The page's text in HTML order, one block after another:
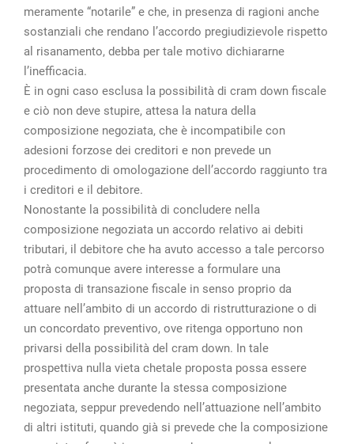
meramente “notarile” e che, in presenza di ragioni anche
sostanziali che rendano l’accordo pregiudizievole rispetto
al risanamento, debba per tale motivo dichiararne
l’inefficacia.
È in ogni caso esclusa la possibilità di cram down fiscale
e ciò non deve stupire, attesa la natura della
composizione negoziata, che è incompatibile con
adesioni forzose dei creditori e non prevede un
procedimento di omologazione dell’accordo raggiunto tra
i creditori e il debitore.
Nonostante la possibilità di concludere nella
composizione negoziata un accordo relativo ai debiti
tributari, il debitore che ha avuto accesso a tale percorso
potrà comunque avere interesse a formulare una
proposta di transazione fiscale in senso proprio da
attuare nell’ambito di un accordo di ristrutturazione o di
un concordato preventivo, ove ritenga opportuno non
privarsi della possibilità del cram down. In tale
prospettiva nulla vieta chetale proposta possa essere
presentata anche durante la stessa composizione
negoziata, seppur prevedendo nell’attuazione nell’ambito
di altri istituti, quando già si prevede che la composizione